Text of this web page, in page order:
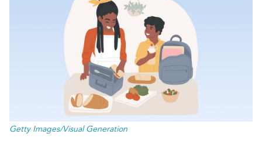
Getty Images/Visual Generation